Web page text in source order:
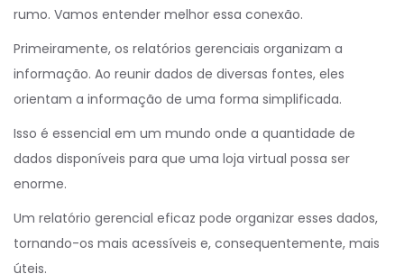
rumo. Vamos entender melhor essa conexão.
Primeiramente, os relatórios gerenciais organizam a
informação. Ao reunir dados de diversas fontes, eles
orientam a informação de uma forma simplificada.
Isso é essencial em um mundo onde a quantidade de
dados disponíveis para que uma loja virtual possa ser
enorme.
Um relatório gerencial eficaz pode organizar esses dados,
tornando-os mais acessíveis e, consequentemente, mais
úteis.